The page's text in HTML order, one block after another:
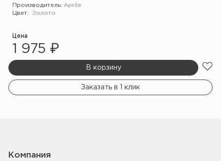
Производитель: Aprile
Цвет:
Золото
Цена
1 975 ₽
В корзину
Заказать в 1 клик
Компания